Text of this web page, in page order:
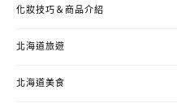
化妝技巧＆商品介紹
北海道旅遊
北海道美食